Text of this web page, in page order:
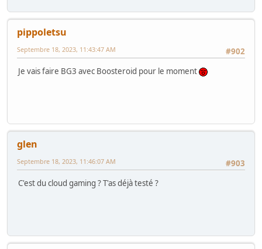
pippoletsu
#902
Septembre 18, 2023, 11:43:47 AM
Je vais faire BG3 avec Boosteroid pour le moment
glen
#903
Septembre 18, 2023, 11:46:07 AM
C'est du cloud gaming ? T'as déjà testé ?